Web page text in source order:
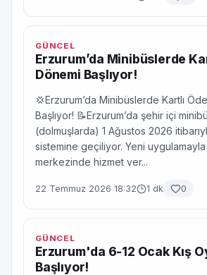
GÜNCEL
Erzurum’da Minibüslerde
Dönemi Başlıyor!
💢Erzurum’da Minibüslerde Kartlı
Başlıyor! 📝Erzurum’da şehir içi
(dolmuşlarda) 1 Ağustos 2026
sistemine geçiliyor. Yeni
merkezinde hizmet ver...
22 Temmuz 2026 18:32 1 dk 0
GÜNCEL
Erzurum'da 6-12 Ocak Kış
Başlıyor!